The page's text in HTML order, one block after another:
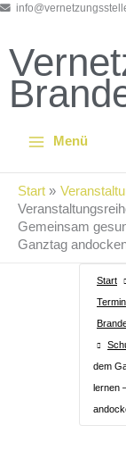
Kultur und Umweltschutz
Menü
Start
Gemeinsam
Ganztag
Start
dem
lernen